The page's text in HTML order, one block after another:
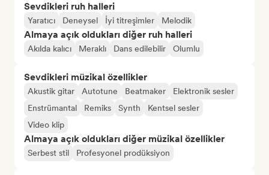
Sevdikleri ruh halleri
Yaratıcı Deneysel İyi titreşimler Melodik
Almaya açık oldukları diğer ruh halleri
Akılda kalıcı Meraklı Dans edilebilir Olumlu
Sevdikleri müzikal özellikler
Akustik gitar Autotune Beatmaker
Elektronik sesler
Enstrümantal
Remiks Synth
Kentsel sesler
Video klip
Almaya açık oldukları diğer müzikal özellikler
Serbest stil Profesyonel prodüksiyon